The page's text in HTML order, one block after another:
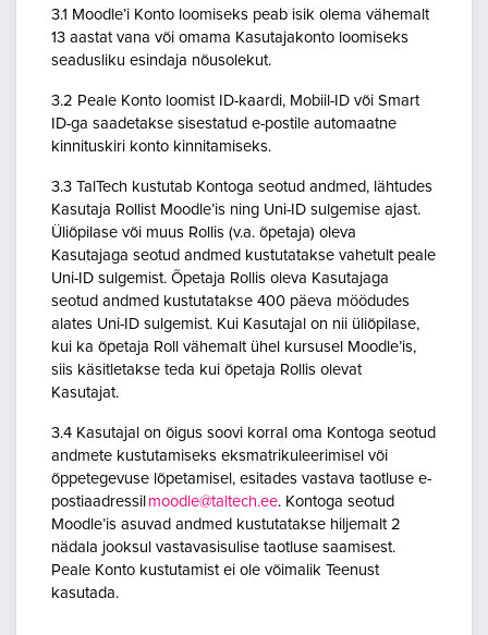
3.1 Moodle’i Konto loomiseks peab isik olema vähemalt
13 aastat vana või omama Kasutajakonto loomiseks
seadusliku esindaja nõusolekut.
3.2 Peale Konto loomist ID-kaardi, Mobiil-ID või Smart
ID-ga saadetakse sisestatud e-postile automaatne
kinnituskiri konto kinnitamiseks.
3.3 TalTech kustutab Kontoga seotud andmed, lähtudes
Kasutaja Rollist Moodle’is ning Uni-ID sulgemise ajast.
Üliõpilase või muus Rollis (v.a. õpetaja) oleva
Kasutajaga seotud andmed kustutatakse vahetult peale
Uni-ID sulgemist. Õpetaja Rollis oleva Kasutajaga
seotud andmed kustutatakse 400 päeva möödudes
alates Uni-ID sulgemist. Kui Kasutajal on nii üliõpilase,
kui ka õpetaja Roll vähemalt ühel kursusel Moodle’is,
siis käsitletakse teda kui õpetaja Rollis olevat
Kasutajat.
3.4 Kasutajal on õigus soovi korral oma Kontoga seotud
andmete kustutamiseks eksmatrikuleerimisel või
õppetegevuse lõpetamisel, esitades vastava taotluse e-
postiaadressil moodle@taltech.ee. Kontoga seotud
Moodle’is asuvad andmed kustutatakse hiljemalt 2
nädala jooksul vastavasisulise taotluse saamisest.
Peale Konto kustutamist ei ole võimalik Teenust
kasutada.